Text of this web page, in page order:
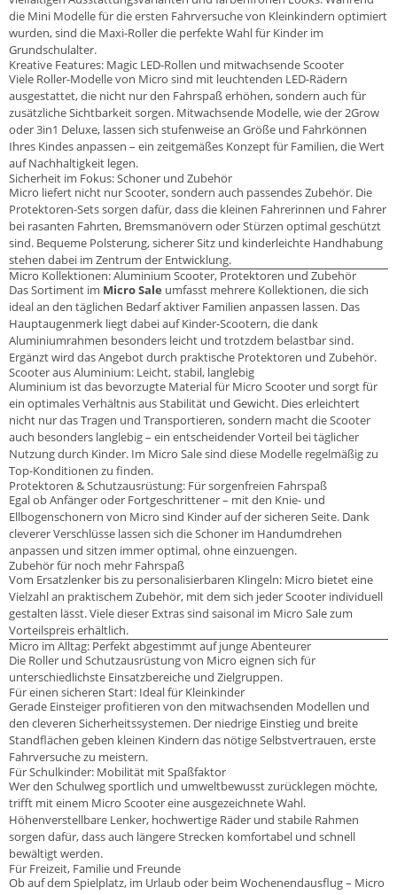
die Mini Modelle für die ersten Fahrversuche von Kleinkindern optimiert
wurden, sind die Maxi-Roller die perfekte Wahl für Kinder im
Grundschulalter.
Kreative Features: Magic LED-Rollen und mitwachsende Scooter
Viele Roller-Modelle von Micro sind mit leuchtenden LED-Rädern
ausgestattet, die nicht nur den Fahrspaß erhöhen, sondern auch für
zusätzliche Sichtbarkeit sorgen. Mitwachsende Modelle, wie der 2Grow
oder 3in1 Deluxe, lassen sich stufenweise an Größe und Fahrkönnen
Ihres Kindes anpassen – ein zeitgemäßes Konzept für Familien, die Wert
auf Nachhaltigkeit legen.
Sicherheit im Fokus: Schoner und Zubehör
Micro liefert nicht nur Scooter, sondern auch passendes Zubehör. Die
Protektoren-Sets sorgen dafür, dass die kleinen Fahrerinnen und Fahrer
bei rasanten Fahrten, Bremsmanövern oder Stürzen optimal geschützt
sind. Bequeme Polsterung, sicherer Sitz und kinderleichte Handhabung
stehen dabei im Zentrum der Entwicklung.
Micro Kollektionen: Aluminium Scooter, Protektoren und Zubehör
Das Sortiment im Micro Sale umfasst mehrere Kollektionen, die sich
ideal an den täglichen Bedarf aktiver Familien anpassen lassen. Das
Hauptaugenmerk liegt dabei auf Kinder-Scootern, die dank
Aluminiumrahmen besonders leicht und trotzdem belastbar sind.
Ergänzt wird das Angebot durch praktische Protektoren und Zubehör.
Scooter aus Aluminium: Leicht, stabil, langlebig
Aluminium ist das bevorzugte Material für Micro Scooter und sorgt für
ein optimales Verhältnis aus Stabilität und Gewicht. Dies erleichtert
nicht nur das Tragen und Transportieren, sondern macht die Scooter
auch besonders langlebig – ein entscheidender Vorteil bei täglicher
Nutzung durch Kinder. Im Micro Sale sind diese Modelle regelmäßig zu
Top-Konditionen zu finden.
Protektoren & Schutzausrüstung: Für sorgenfreien Fahrspaß
Egal ob Anfänger oder Fortgeschrittener – mit den Knie- und
Ellbogenschonern von Micro sind Kinder auf der sicheren Seite. Dank
cleverer Verschlüsse lassen sich die Schoner im Handumdrehen
anpassen und sitzen immer optimal, ohne einzuengen.
Zubehör für noch mehr Fahrspaß
Vom Ersatzlenker bis zu personalisierbaren Klingeln: Micro bietet eine
Vielzahl an praktischem Zubehör, mit dem sich jeder Scooter individuell
gestalten lässt. Viele dieser Extras sind saisonal im Micro Sale zum
Vorteilspreis erhältlich.
Micro im Alltag: Perfekt abgestimmt auf junge Abenteurer
Die Roller und Schutzausrüstung von Micro eignen sich für
unterschiedlichste Einsatzbereiche und Zielgruppen.
Für einen sicheren Start: Ideal für Kleinkinder
Gerade Einsteiger profitieren von den mitwachsenden Modellen und
den cleveren Sicherheitssystemen. Der niedrige Einstieg und breite
Standflächen geben kleinen Kindern das nötige Selbstvertrauen, erste
Fahrversuche zu meistern.
Für Schulkinder: Mobilität mit Spaßfaktor
Wer den Schulweg sportlich und umweltbewusst zurücklegen möchte,
trifft mit einem Micro Scooter eine ausgezeichnete Wahl.
Höhenverstellbare Lenker, hochwertige Räder und stabile Rahmen
sorgen dafür, dass auch längere Strecken komfortabel und schnell
bewältigt werden.
Für Freizeit, Familie und Freunde
Ob auf dem Spielplatz, im Urlaub oder beim Wochenendausflug – Micro